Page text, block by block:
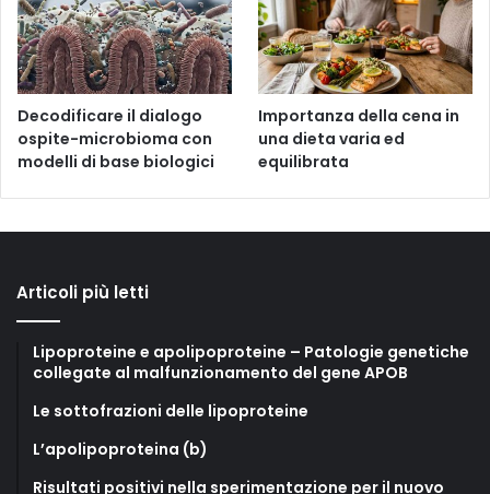
Decodificare il dialogo
ospite-microbioma con
modelli di base biologici
Importanza della cena in
una dieta varia ed
equilibrata
Articoli più letti
Lipoproteine e apolipoproteine – Patologie genetiche
collegate al malfunzionamento del gene APOB
Le sottofrazioni delle lipoproteine
L’apolipoproteina (b)
Risultati positivi nella sperimentazione per il nuovo